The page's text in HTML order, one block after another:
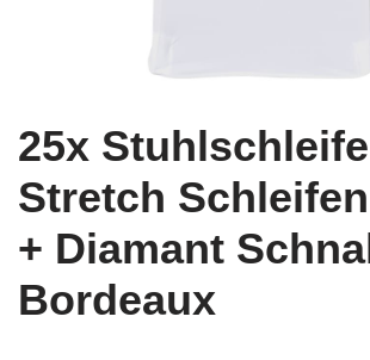
25x
Stretch
+ Diamant
Bordeaux